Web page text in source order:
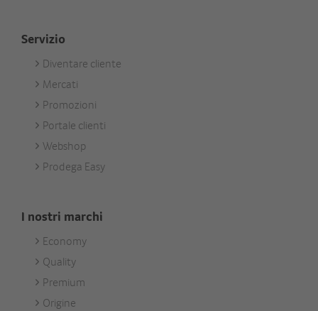
Servizio
Footer
Services
Diventare cliente
Mercati
Promozioni
Portale clienti
Webshop
Prodega Easy
I nostri marchi
Footer
Unsere
Marken
Economy
Quality
Premium
Origine